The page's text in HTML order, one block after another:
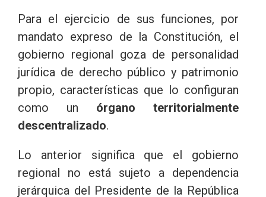
Para el ejercicio de sus funciones, por
mandato expreso de la Constitución, el
gobierno regional goza de personalidad
jurídica de derecho público y patrimonio
propio, características que lo configuran
como un órgano territorialmente
descentralizado.
Lo anterior significa que el gobierno
regional no está sujeto a dependencia
jerárquica del Presidente de la República